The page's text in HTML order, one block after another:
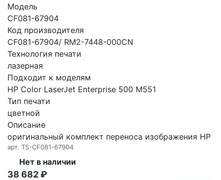
Модель
CF081-67904
Код производителя
CF081-67904/ RM2-7448-000CN
Технология печати
лазерная
Подходит к моделям
HP Color LaserJet Enterprise 500 M551
Тип печати
цветной
Описание
оригинальный комплект переноса изображения HP
арт. TS-CF081-67904
Нет в наличии
38 682₽